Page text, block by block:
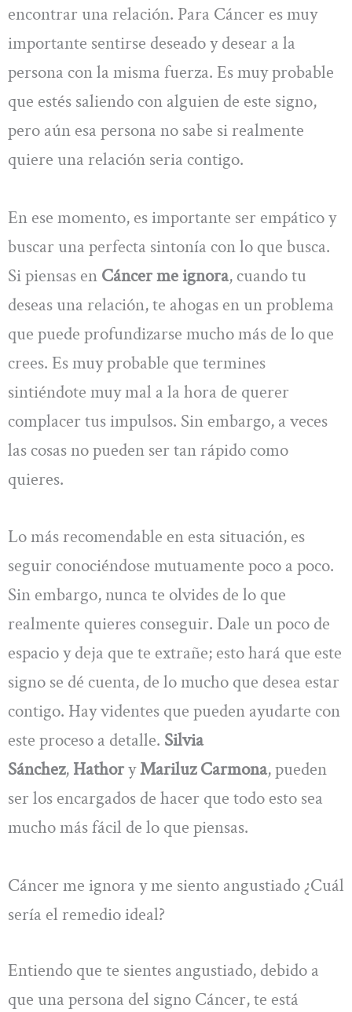
encontrar una relación. Para Cáncer es muy
importante sentirse deseado y desear a la
persona con la misma fuerza. Es muy probable
que estés saliendo con alguien de este signo,
pero aún esa persona no sabe si realmente
quiere una relación seria contigo.
En ese momento, es importante ser empático y
buscar una perfecta sintonía con lo que busca.
Si piensas en Cáncer me ignora, cuando tu
deseas una relación, te ahogas en un problema
que puede profundizarse mucho más de lo que
crees. Es muy probable que termines
sintiéndote muy mal a la hora de querer
complacer tus impulsos. Sin embargo, a veces
las cosas no pueden ser tan rápido como
quieres.
Lo más recomendable en esta situación, es
seguir conociéndose mutuamente poco a poco.
Sin embargo, nunca te olvides de lo que
realmente quieres conseguir. Dale un poco de
espacio y deja que te extrañe; esto hará que este
signo se dé cuenta, de lo mucho que desea estar
contigo. Hay videntes que pueden ayudarte con
este proceso a detalle. Silvia
Sánchez, HathoryMariluz Carmona, pueden
ser los encargados de hacer que todo esto sea
mucho más fácil de lo que piensas.
Cáncer me ignora y me siento angustiado ¿Cuál
sería el remedio ideal?
Entiendo que te sientes angustiado, debido a
que una persona del signo Cáncer, te está